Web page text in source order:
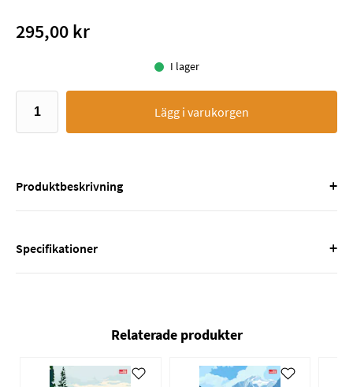
295,00 kr
I lager
Lägg i varukorgen
Produktbeskrivning +
Specifikationer +
Relaterade produkter